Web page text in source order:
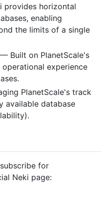
provides horizontal
enabling
the limits of a single
— Built on PlanetScale's
experience
PlanetScale's track
available database
for
Neki page: